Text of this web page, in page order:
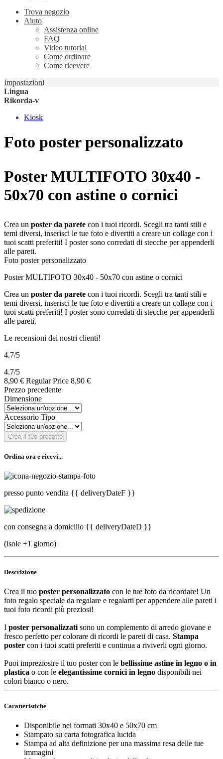
Trova negozio
Aiuto
Assistenza online
FAQ
Video tutorial
Come ordinare
Come ricevere
Impostazioni
Lingua
Rikorda-v
Kiosk
Foto poster personalizzato
Poster MULTIFOTO 30x40 -
50x70 con astine o cornici
Crea un poster da parete con i tuoi ricordi. Scegli tra tanti stili e
temi diversi, inserisci le tue foto e divertiti a creare un collage con i
tuoi scatti preferiti! I poster sono corredati di stecche per appenderli
alle pareti.
Foto poster personalizzato
Poster MULTIFOTO 30x40 - 50x70 con astine o cornici
Crea un poster da parete con i tuoi ricordi. Scegli tra tanti stili e
temi diversi, inserisci le tue foto e divertiti a creare un collage con i
tuoi scatti preferiti! I poster sono corredati di stecche per appenderli
alle pareti.
Le recensioni dei nostri clienti!
4.7/5
4.7/5
8,90 € Regular Price 8,90 €
Prezzo precedente
Dimensione
Accessorio Tipo
Crea il tuo prodotto
Ordina ora e ricevi...
presso punto vendita {{ deliveryDateF }}
con consegna a domicilio {{ deliveryDateD }}
(isole +1 giorno)
Descrizione
Crea il tuo poster personalizzato con le tue foto da ricordare! Un
foto regalo speciale da regalare e regalarti per appendere alle pareti i
tuoi foto ricordi più preziosi!
I poster personalizzatisono un complemento di arredo giovane e
fresco perfetto per colorare di ricordi le pareti di casa. Stampa
poster con i tuoi scatti preferiti e continua a riviverli ogni giorno.
Puoi impreziosire il tuo poster con le bellissime astine in legno o in
plastica o con le elegantissime cornici in legno disponibili nei
colori bianco o nero.
Caratteristiche
Disponibile nei formati 30x40 e 50x70 cm
Stampato su carta fotografica lucida
Stampa ad alta definizione per una massima resa delle tue
immagini